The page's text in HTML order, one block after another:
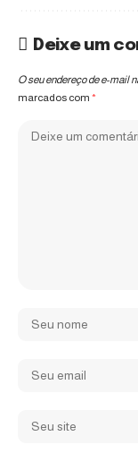
Deixe um
O seu endereço de e-mail
marcados com *